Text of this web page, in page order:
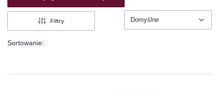
Filtry
Sortowanie:
Domyślne